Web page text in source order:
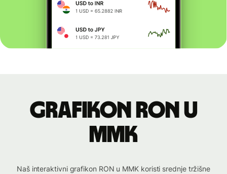
Grafikon RON u
MMK
Naš interaktivni grafikon RON u MMK koristi srednje tržišne